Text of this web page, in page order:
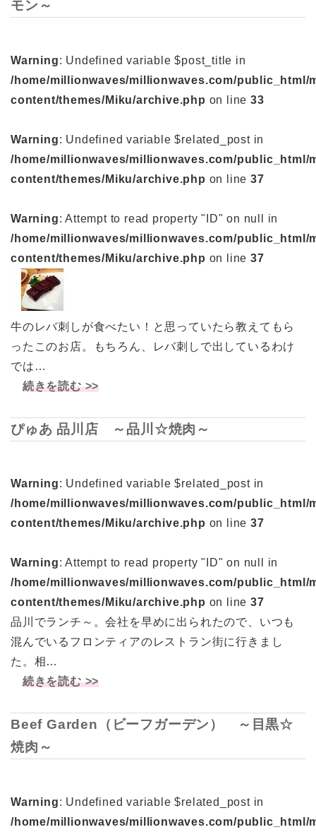
モン～
Warning: Undefined variable $post_title in
/home/millionwaves/millionwaves.com/public_html/
content/themes/Miku/archive.php on line33
Warning: Undefined variable $related_post in
/home/millionwaves/millionwaves.com/public_html/
content/themes/Miku/archive.php on line37
Warning: Attempt to read property "ID" on null in
/home/millionwaves/millionwaves.com/public_html/
content/themes/Miku/archive.php on line37
牛のレバ刺しが食べたい！と思っていたら教えてもら
ったこのお店。もちろん、レバ刺しで出しているわけ
では…
続きを読む >>
ぴゅあ 品川店 ～品川☆焼肉～
Warning: Undefined variable $related_post in
/home/millionwaves/millionwaves.com/public_html/
content/themes/Miku/archive.php on line37
Warning: Attempt to read property "ID" on null in
/home/millionwaves/millionwaves.com/public_html/
content/themes/Miku/archive.php on line37
品川でランチ～。会社を早めに出られたので、いつも
混んでいるフロンティアのレストラン街に行きまし
た。相…
続きを読む >>
Beef Garden（ビーフガーデン） ～目黒☆
焼肉～
Warning: Undefined variable $related_post in
/home/millionwaves/millionwaves.com/public_html/